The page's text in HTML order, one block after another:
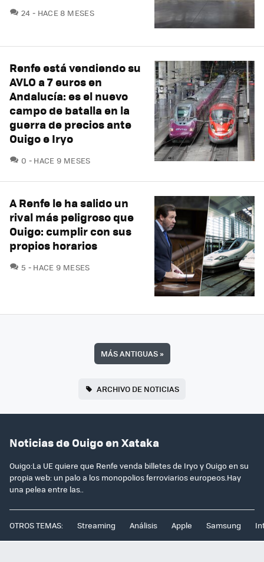
24 COMENTARIOS
HACE 8 MESES
Renfe está vendiendo su
AVLO a 7 euros en
Andalucía: es el nuevo
campo de batalla en la
guerra de precios ante
Ouigo e Iryo
0 COMENTARIOS
HACE 9 MESES
A Renfe le ha salido un
rival más peligroso que
Ouigo: cumplir con sus
propios horarios
5 COMENTARIOS
HACE 9 MESES
MÁS ANTIGUAS»
ARCHIVO DE NOTICIAS
Noticias de Ouigo en Xataka
Ouigo:La UE quiere que Renfe venda billetes de Iryo y Ouigo en su
propia web: un palo a los monopolios ferroviarios europeos.Hay
una pelea entre las..
OTROS TEMAS: Streaming Análisis Apple Samsung